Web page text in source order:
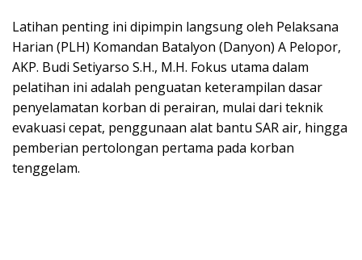
Latihan penting ini dipimpin langsung oleh Pelaksana
Harian (PLH) Komandan Batalyon (Danyon) A Pelopor,
AKP. Budi Setiyarso S.H., M.H. Fokus utama dalam
pelatihan ini adalah penguatan keterampilan dasar
penyelamatan korban di perairan, mulai dari teknik
evakuasi cepat, penggunaan alat bantu SAR air, hingga
pemberian pertolongan pertama pada korban
tenggelam.